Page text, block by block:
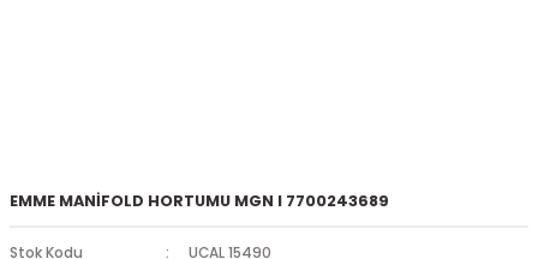
EMME MANİFOLD HORTUMU MGN I 7700243689
Stok Kodu
UCAL 15490